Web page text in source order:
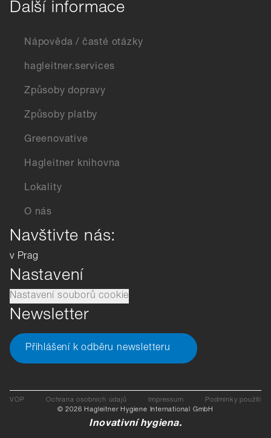
Další informace
Nápověda / časté otázky
hagleitner.services
Způsoby dopravy
Způsoby platby
Greenovative
Hagleitner knihovna
Lokality
O nás
Navštivte nás:
v Prag
Nastavení
Nastavení souborů cookie
Newsletter
Přihlášení k odběru newsletteru
VOP Ochrana osobních údajů Impressum
Podmínky použití
© 2026 Hagleitner Hygiene International GmbH
Inovativní hygiena.